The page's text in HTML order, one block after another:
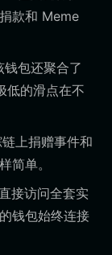
款和 Meme
包还聚合了
低的滑点在不
上捐赠事件和
简单。
接访问全套实
钱包始终连接